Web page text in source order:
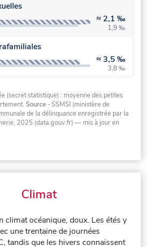
≈ 2,1 ‰
1,9 ‰
≈ 3,5 ‰
3,8 ‰
(secret statistique) : moyenne des petites
Source - SSMSI (ministère de
de la délinquance enregistrée par la
2025 (data.gouv.fr) — mis à jour en
Climat
climat océanique, doux. Les étés y
une trentaine de journées
tandis que les hivers connaissent